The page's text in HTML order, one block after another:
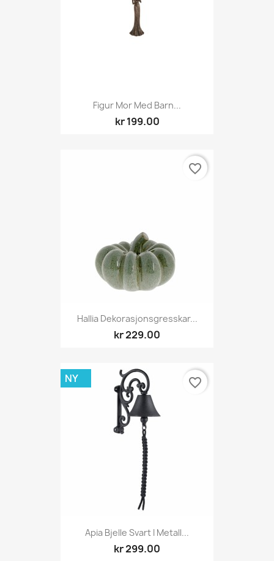
Figur Mor Med Barn...
kr 199.00
Hallia Dekorasjonsgresskar...
kr 229.00
favorite_border
Apia Bjelle Svart I Metall...
kr 299.00
NY favorite_border